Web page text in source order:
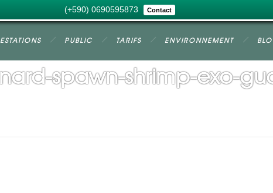
(+590) 0690595873 Contact
PUBLIC TARIFS ENVIRONNEMENT
spawn-shrimp-exo-